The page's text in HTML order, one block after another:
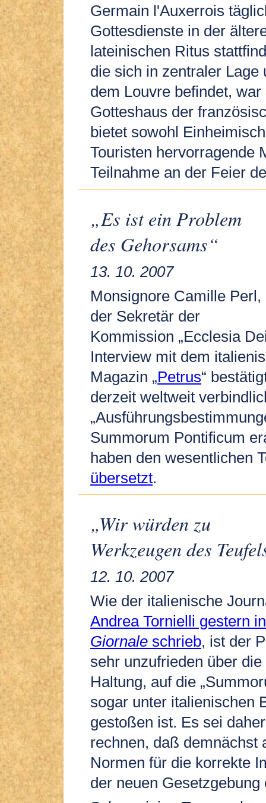
Germain l'Auxerrois
Gottesdienste in der
lateinischen Ritus
die sich in zentraler Lage
dem Louvre befindet,
Gotteshaus der
bietet sowohl
Touristen hervorragende
Teilnahme an der Feier
„Es ist ein Problem
des Gehorsams“
13. 10. 2007
Monsignore Camille Perl,
der Sekretär der
Kommission „Ecclesia
Interview mit dem
Magazin „Petrus“
derzeit weltweit
Summorum Pontificum
haben den wesentlichen
übersetzt.
„Wir würden zu
Werkzeugen des
12. 10. 2007
Wie der italienische
Andrea Tornielli gestern
Giornale schrieb, ist der
sehr unzufrieden über
Haltung, auf die
sogar unter italienischen
gestoßen ist. Es sei
rechnen, daß demnächst
Normen für die korrekte
der neuen